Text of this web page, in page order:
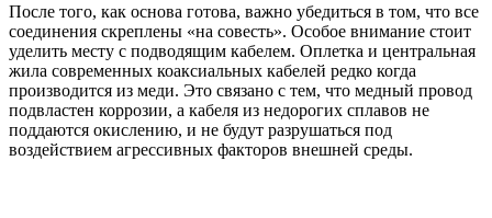
После того, как основа готова, важно убедиться в том, что все
соединения скреплены «на совесть». Особое внимание стоит
уделить месту с подводящим кабелем. Оплетка и центральная
жила современных коаксиальных кабелей редко когда
производится из меди. Это связано с тем, что медный провод
подвластен коррозии, а кабеля из недорогих сплавов не
поддаются окислению, и не будут разрушаться под
воздействием агрессивных факторов внешней среды.